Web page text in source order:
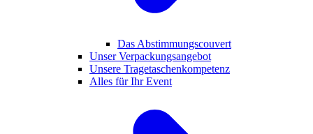
Das Abstimmungscouvert
Unser Verpackungsangebot
Unsere Tragetaschenkompetenz
Alles für Ihr Event